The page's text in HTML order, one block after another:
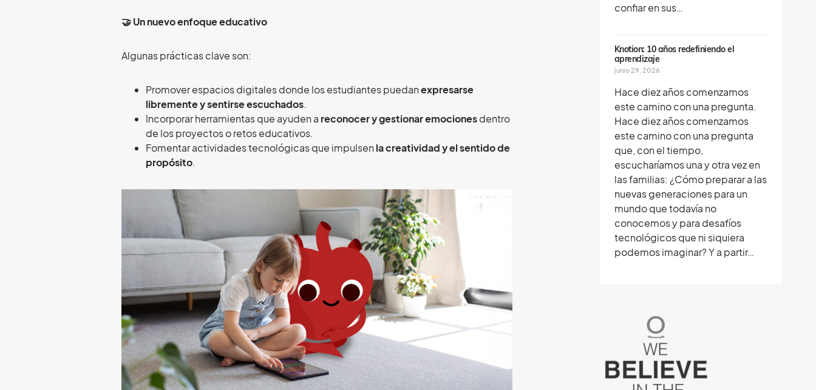
🤝 Un nuevo enfoque educativo
Algunas prácticas clave son:
Promover espacios digitales donde los estudiantes puedanexpresarse
libremente y sentirse escuchados.
Incorporar herramientas que ayuden a reconocer y gestionar emocionesdentro
de los proyectos o retos educativos.
Fomentar actividades tecnológicas que impulsen la creatividad y el sentido de
propósito.
confiar en sus…
Knotion: 10 años redefiniendo el
aprendizaje
junio 29, 2026
Hace diez años comenzamos
este camino con una pregunta.
Hace diez años comenzamos
este camino con una pregunta
que, con el tiempo,
escucharíamos una y otra vez en
las familias: ¿Cómo preparar a las
nuevas generaciones para un
mundo que todavía no
conocemos y para desafíos
tecnológicos que ni siquiera
podemos imaginar? Y a partir…